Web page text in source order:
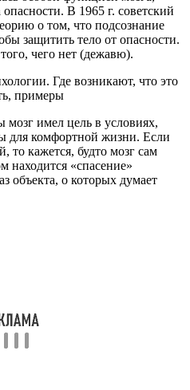
В 1965 г. советский
о том, что подсознание
защитить тело от опасности.
чего нет (дежавю).
мозг имел цель в условиях,
для комфортной жизни. Если
то кажется, будто мозг сам
находится «спасение»
объекта, о которых думает